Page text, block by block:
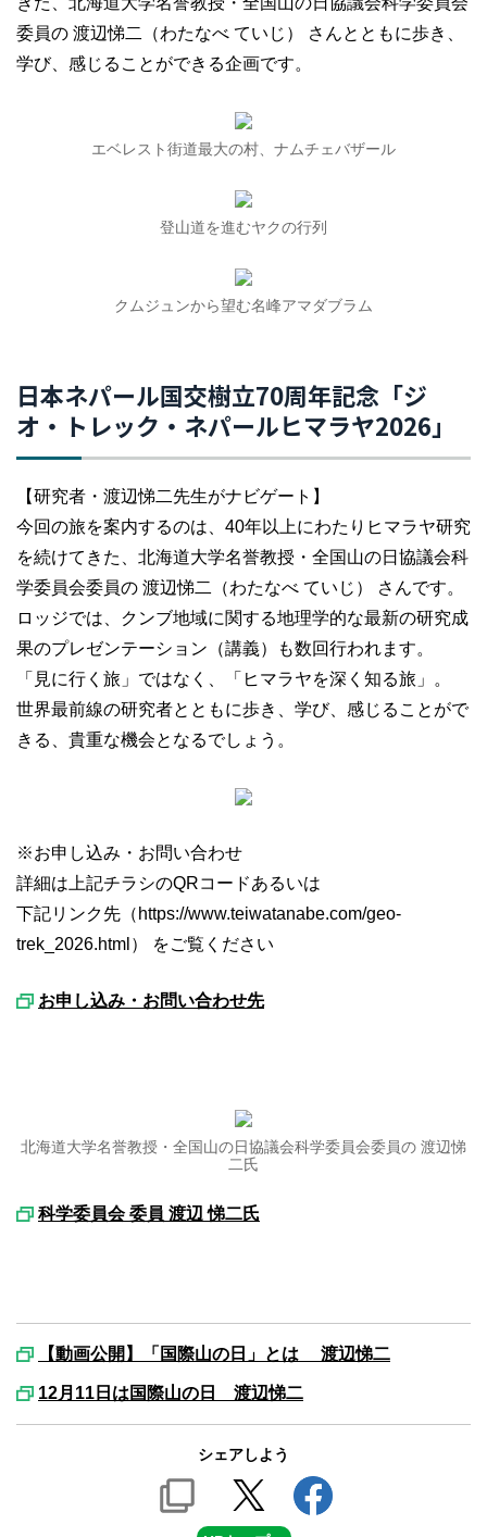
委員の 渡辺悌二（わたなべ ていじ） さんとともに歩き、
学び、感じることができる企画です。
エベレスト街道最大の村、ナムチェバザール
登山道を進むヤクの行列
クムジュンから望む名峰アマダブラム
日本ネパール国交樹立70周年記念「ジ
オ・トレック・ネパールヒマラヤ2026」
【研究者・渡辺悌二先生がナビゲート】
今回の旅を案内するのは、40年以上にわたりヒマラヤ研究
を続けてきた、北海道大学名誉教授・全国山の日協議会科
学委員会委員の 渡辺悌二（わたなべ ていじ） さんです。
ロッジでは、クンブ地域に関する地理学的な最新の研究成
果のプレゼンテーション（講義）も数回行われます。
「見に行く旅」ではなく、「ヒマラヤを深く知る旅」。
世界最前線の研究者とともに歩き、学び、感じることがで
きる、貴重な機会となるでしょう。
※お申し込み・お問い合わせ
詳細は上記チラシのQRコードあるいは
下記リンク先（https://www.teiwatanabe.com/geo-
trek_2026.html） をご覧ください
お申し込み・お問い合わせ先
北海道大学名誉教授・全国山の日協議会科学委員会委員の 渡辺悌
二氏
科学委員会 委員 渡辺 悌二氏
【動画公開】「国際山の日」とは 渡辺悌二
12月11日は国際山の日 渡辺悌二
シェアしよう